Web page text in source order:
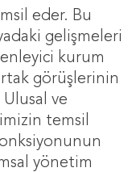
eder. Bu
gelişmeleri
kurum
görüşlerinin
ve
temsil
yönetim